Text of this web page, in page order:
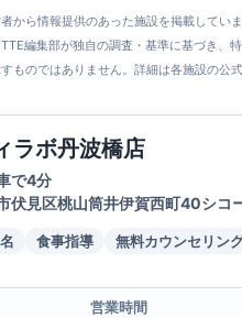
から情報提供のあった施設を掲載してい
編集部が独自の調査・基準に基づき、特
ものではありません。詳細は各施設の公
ラボ丹波橋店
で4分
伏見区桃山筒井伊賀西町40シコ
食事指導 無料カウンセリン
営業時間